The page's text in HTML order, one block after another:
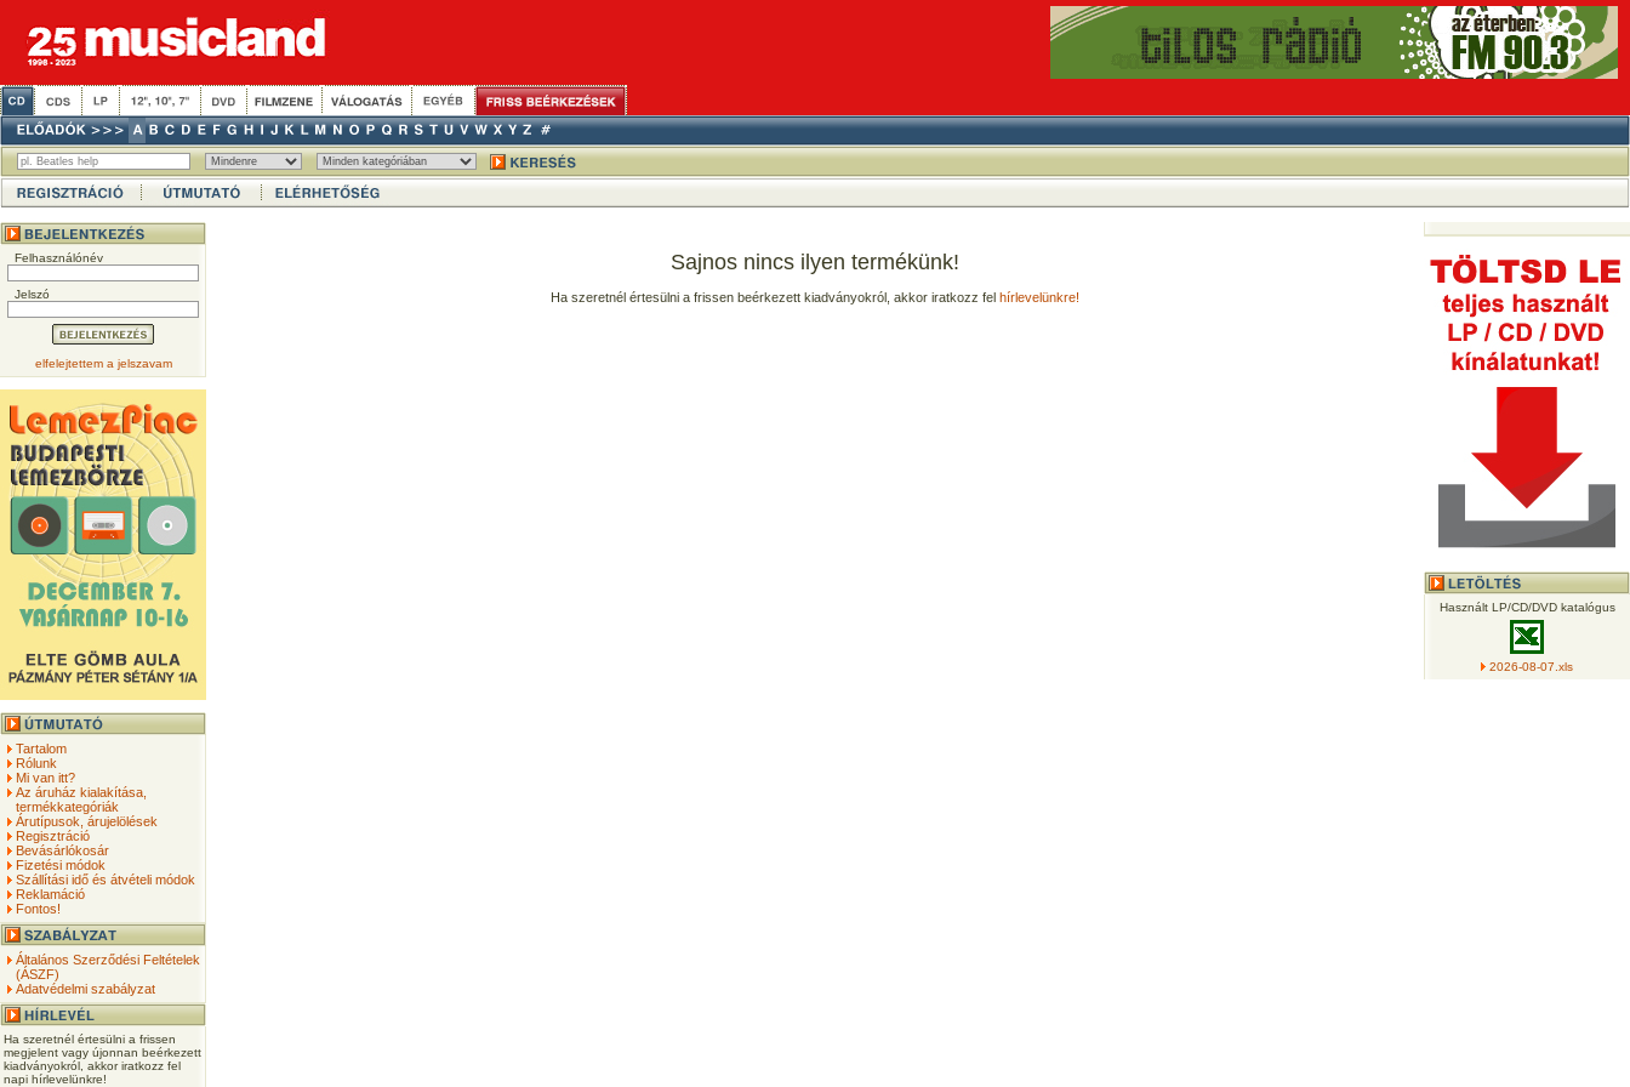
Felhasználónév
Jelszó
elfelejtettem a jelszavam
Tartalom
Rólunk
Mi van itt?
Az áruház kialakítása,
termékkategóriák
Árutípusok, árujelölések
Regisztráció
Bevásárlókosár
Fizetési módok
Szállítási idő és átvételi módok
Reklamáció
Fontos!
Általános Szerződési Feltételek
(ÁSZF)
Adatvédelmi szabályzat
Ha szeretnél értesülni a frissen
megjelent vagy újonnan beérkezett
kiadványokról, akkor iratkozz fel
napi hírlevelünkre!
Sajnos nincs ilyen termékünk!
Ha szeretnél értesülni a frissen beérkezett kiadványokról, akkor iratkozz fel hírlevelünkre!
Használt LP/CD/DVD katalógus
2026-08-07.xls